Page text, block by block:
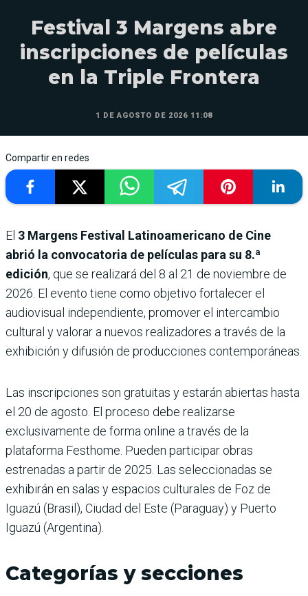
Festival 3 Margens abre
inscripciones de películas
en la Triple Frontera
1 DE AGOSTO DE 2026 11:08
Compartir en redes
El 3 Margens Festival Latinoamericano de Cine
abrió la convocatoria de películas para su 8.ª
edición, que se realizará del 8 al 21 de noviembre de
2026. El evento tiene como objetivo fortalecer el
audiovisual independiente, promover el intercambio
cultural y valorar a nuevos realizadores a través de la
exhibición y difusión de producciones contemporáneas.
Las inscripciones son gratuitas y estarán abiertas hasta
el 20 de agosto. El proceso debe realizarse
exclusivamente de forma online a través de la
plataforma Festhome. Pueden participar obras
estrenadas a partir de 2025. Las seleccionadas se
exhibirán en salas y espacios culturales de Foz de
Iguazú (Brasil), Ciudad del Este (Paraguay) y Puerto
Iguazú (Argentina).
Categorías y secciones